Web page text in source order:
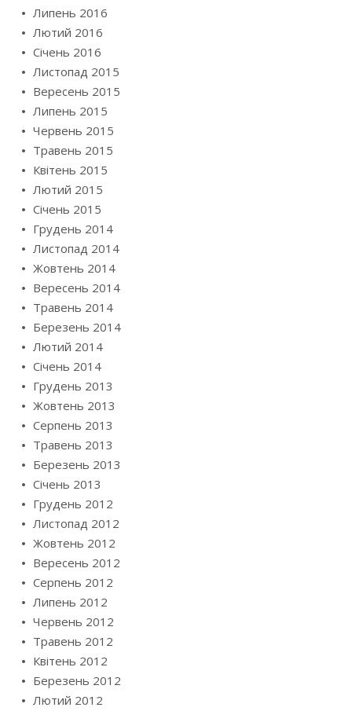
Липень 2016
Лютий 2016
Січень 2016
Листопад 2015
Вересень 2015
Липень 2015
Червень 2015
Травень 2015
Квітень 2015
Лютий 2015
Січень 2015
Грудень 2014
Листопад 2014
Жовтень 2014
Вересень 2014
Травень 2014
Березень 2014
Лютий 2014
Січень 2014
Грудень 2013
Жовтень 2013
Серпень 2013
Травень 2013
Березень 2013
Січень 2013
Грудень 2012
Листопад 2012
Жовтень 2012
Вересень 2012
Серпень 2012
Липень 2012
Червень 2012
Травень 2012
Квітень 2012
Березень 2012
Лютий 2012